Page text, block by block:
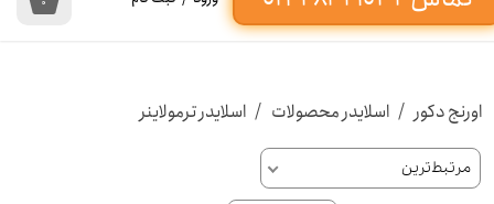
خروج از حساب کاربری
اورنج دکور اسلایدر محصولات اسلایدر ترمولاینر
مرتبط‌ترین